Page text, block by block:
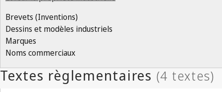
Brevets (Inventions)
Dessins et modèles industriels
Marques
Noms commerciaux